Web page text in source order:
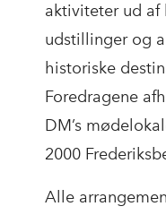
aktiviteter ud af
udstillinger og
historiske
Foredragene
DM’s
2000
Alle